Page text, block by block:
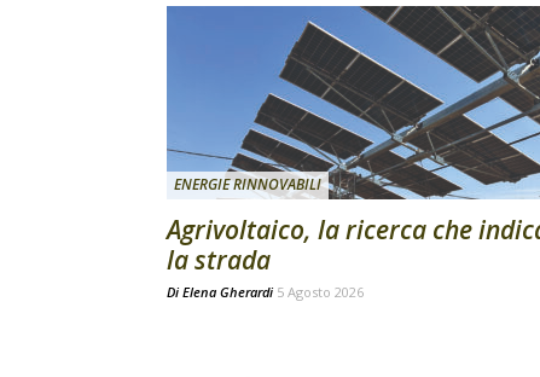
ENERGIE RINNOVABILI
Agrivoltaico, la ricerca che
la strada
Di Elena Gherardi 5 Agosto 2026